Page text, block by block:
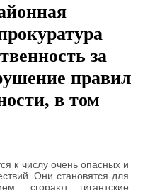
за
правил
в том
к числу очень опасных и
Они становятся для
сгорают гигантские